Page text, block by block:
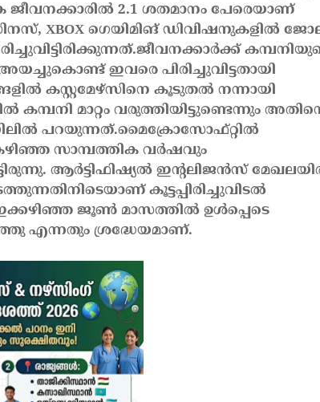
2.1 ശതമാനം പേരെയാണ്
XBOX ഗെയിമിങ് ഡിവിഷനുകളില്‍
ജീവനക്കാര്‍ക്ക്
ഇവരെ പിരിച്ചുവിട്ടതായി
കസ്റ്റമേഴ്‌സിനെ കൂടുതല്‍ നന്നായി
മാറ്റം വരുത്തിയിട്ടുണ്ടെന്നും
പറയുന്നത്.മൈക്രോസോഫ്റ്റില്‍
സാമ്പത്തിക വര്‍ഷവും
ആര്‍ട്ടിഫിഷ്യല്‍ ഇന്റലിജന്‍സ്
കൂട്ടപ്പിരിച്ചുവിടല്‍
ഇക്കഴിഞ്ഞ ജൂണ്‍ മാസത്തില്‍ ഉള്‍പ്പെടെ
എന്നതും ശ്രദ്ധേയമാണ്.